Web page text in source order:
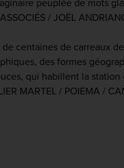
peuplée de mots
/ JOËL
centaines de carreaux
des formes
qui habillent la station
MARTEL / POIEMA /